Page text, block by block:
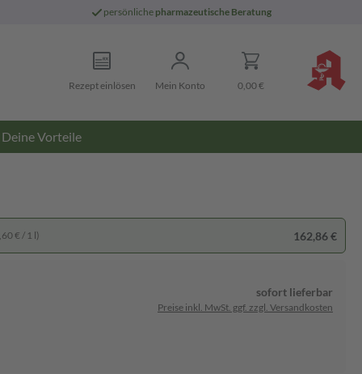
persönliche pharmazeutische Beratung
Rezept einlösen Mein Konto 0,00 €
Deine Vorteile
€ / 1 l) 162,86 €
sofort lieferbar
Preise inkl. MwSt. ggf. zzgl. Versandkosten